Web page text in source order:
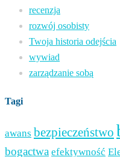
recenzja
rozwój osobisty
Twoja historia odejścia
wywiad
zarządzanie sobą
Tagi
awans bezpieczeństwo
bogactwa efektywność